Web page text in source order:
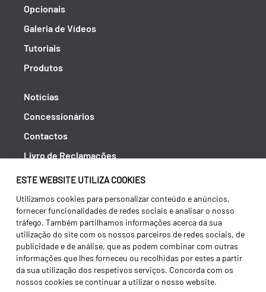
ESTE WEBSITE UTILIZA COOKIES
Utilizamos cookies para personalizar conteúdo e anúncios,
fornecer funcionalidades de redes sociais e analisar o nosso
tráfego. Também partilhamos informações acerca da sua
utilização do site com os nossos parceiros de redes sociais, de
publicidade e de análise, que as podem combinar com outras
informações que lhes forneceu ou recolhidas por estes a partir
da sua utilização dos respetivos serviços. Concorda com os
nossos cookies se continuar a utilizar o nosso website.
Opcionais
Galeria de Vídeos
Tutoriais
Produtos
Notícias
Concessionários
Contactos
Livro de Reclamações
Política de Privacidade
Canal de Denúncias (RGPC)
Termos e condições